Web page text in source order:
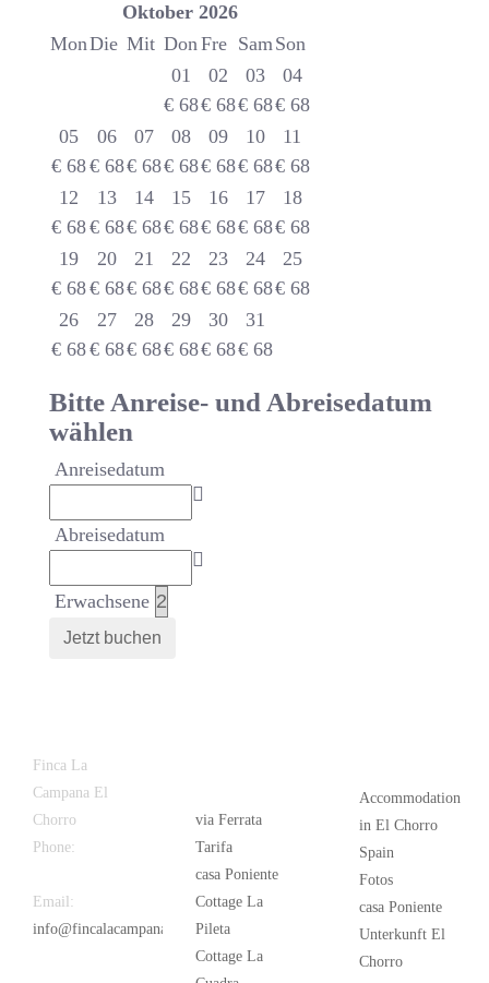
Oktober 2026
MonDie Mit DonFre SamSon
01
€ 68
02
€ 68
03
€ 68
04
€ 68
05
€ 68
06
€ 68
07
€ 68
08
€ 68
09
€ 68
10
€ 68
11
€ 68
12
€ 68
13
€ 68
14
€ 68
15
€ 68
16
€ 68
17
€ 68
18
€ 68
19
€ 68
20
€ 68
21
€ 68
22
€ 68
23
€ 68
24
€ 68
25
€ 68
26
€ 68
27
€ 68
28
€ 68
29
€ 68
30
€ 68
31
€ 68
Bitte Anreise- und Abreisedatum
wählen
Anreisedatum
Abreisedatum
Erwachsene
Finca La
Campana El
Chorro
Phone:
Email:
info@fincalacampana.com
via Ferrata
Tarifa
casa Poniente
Cottage La
Pileta
Cottage La
Accommodation
in El Chorro
Spain
Fotos
casa Poniente
Unterkunft El
Chorro